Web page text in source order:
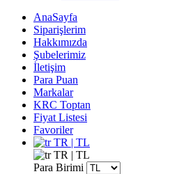
AnaSayfa
Siparişlerim
Hakkımızda
Şubelerimiz
İletişim
Para Puan
Markalar
KRC Toptan
Fiyat Listesi
Favoriler
TR | TL
TR | TL
Para Birimi